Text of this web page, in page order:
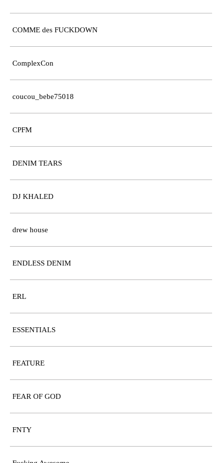
COMME des FUCKDOWN
ComplexCon
coucou_bebe75018
CPFM
DENIM TEARS
DJ KHALED
drew house
ENDLESS DENIM
ERL
ESSENTIALS
FEATURE
FEAR OF GOD
FNTY